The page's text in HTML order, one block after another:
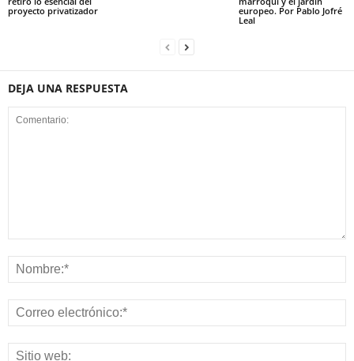
proyecto privatizador
europeo. Por Pablo Jofré
Leal
DEJA UNA RESPUESTA